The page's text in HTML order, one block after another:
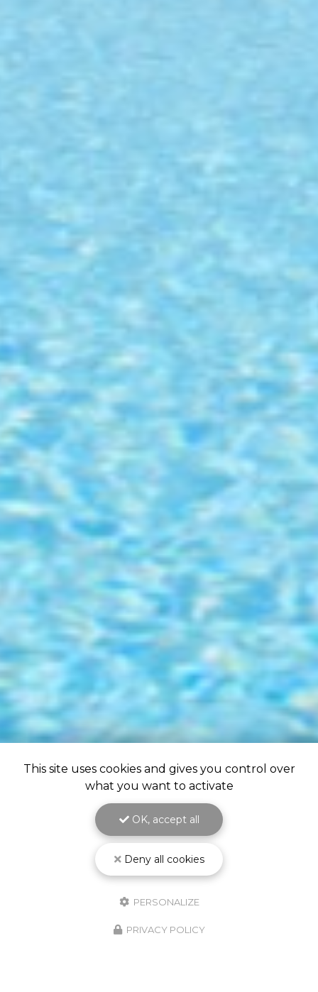
This site uses cookies and gives you control over
what you want to activate
OK, accept all
Deny all cookies
PERSONALIZE
PRIVACY POLICY